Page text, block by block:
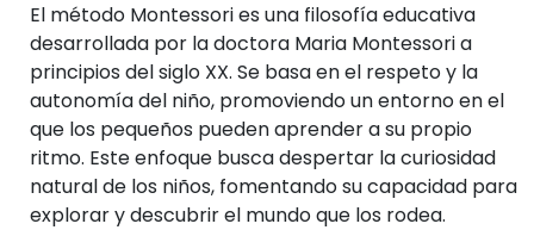
El método Montessori es una filosofía educativa
desarrollada por la doctora Maria Montessori a
principios del siglo XX. Se basa en el respeto y la
autonomía del niño, promoviendo un entorno en el
que los pequeños pueden aprender a su propio
ritmo. Este enfoque busca despertar la curiosidad
natural de los niños, fomentando su capacidad para
explorar y descubrir el mundo que los rodea.